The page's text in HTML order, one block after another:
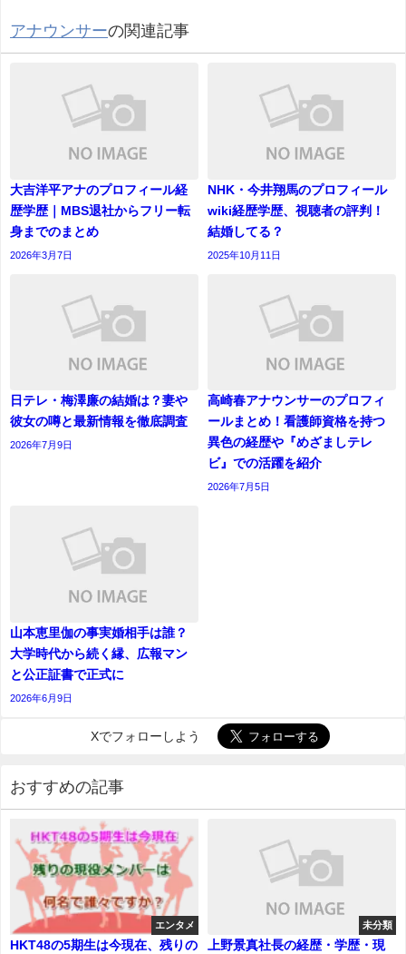
アナウンサーの関連記事
大吉洋平アナのプロフィール経
歴学歴｜MBS退社からフリー転
身までのまとめ
2026年3月7日
NHK・今井翔馬のプロフィール
wiki経歴学歴、視聴者の評判！
結婚してる？
2025年10月11日
日テレ・梅澤廉の結婚は？妻や
彼女の噂と最新情報を徹底調査
2026年7月9日
高崎春アナウンサーのプロフィ
ールまとめ！看護師資格を持つ
異色の経歴や『めざましテレ
ビ』での活躍を紹介
2026年7月5日
山本恵里伽の事実婚相手は誰？
大学時代から続く縁、広報マン
と公正証書で正式に
2026年6月9日
Xでフォローしよう
おすすめの記事
エンタメ
HKT48の5期生は今現在、残りの
未分類
上野景真社長の経歴・学歴・現